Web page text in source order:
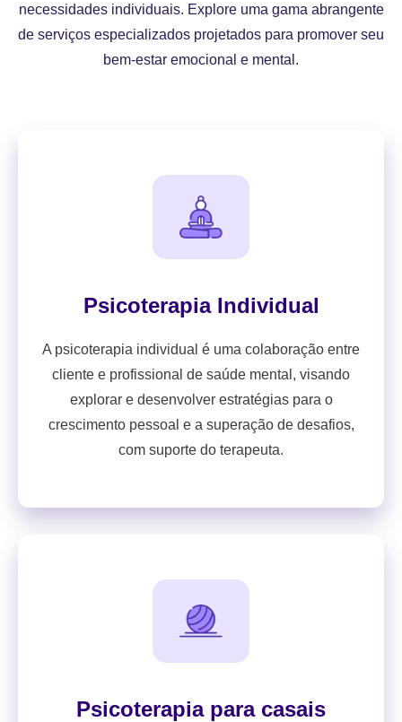
necessidades individuais. Explore uma gama abrangente
de serviços especializados projetados para promover seu
bem-estar emocional e mental.
Psicoterapia Individual
A psicoterapia individual é uma colaboração entre
cliente e profissional de saúde mental, visando
explorar e desenvolver estratégias para o
crescimento pessoal e a superação de desafios,
com suporte do terapeuta.
Psicoterapia para casais